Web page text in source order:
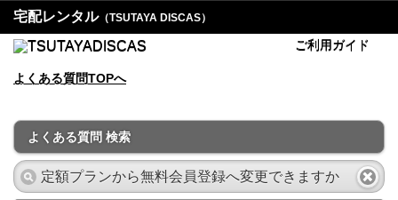
宅配レンタル（TSUTAYA DISCAS）
ご利用ガイド
よくある質問TOPへ
よくある質問 検索